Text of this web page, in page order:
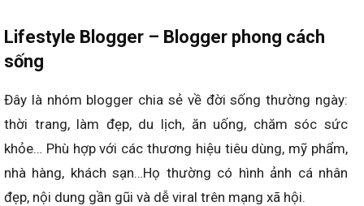
Lifestyle Blogger – Blogger phong cách
sống
Đây là nhóm blogger chia sẻ về đời sống thường ngày:
thời trang, làm đẹp, du lịch, ăn uống, chăm sóc sức
khỏe… Phù hợp với các thương hiệu tiêu dùng, mỹ phẩm,
nhà hàng, khách sạn…Họ thường có hình ảnh cá nhân
đẹp, nội dung gần gũi và dễ viral trên mạng xã hội.